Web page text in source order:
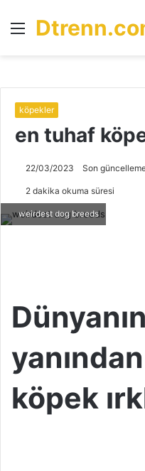
Menü
köpekler
en tuhaf
22/03/2023 Son
2 dakika okuma süresi
weirdest dog breeds
köpek